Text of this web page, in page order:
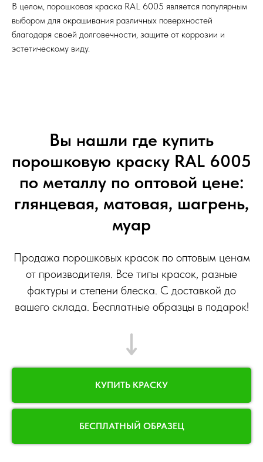
В целом, порошковая краска RAL 6005 является популярным
выбором для окрашивания различных поверхностей
благодаря своей долговечности, защите от коррозии и
эстетическому виду.
Вы нашли где купить
порошковую краску RAL 6005
по металлу по оптовой цене:
глянцевая, матовая, шагрень,
муар
Продажа порошковых красок по оптовым ценам
от производителя. Все типы красок, разные
фактуры и степени блеска. С доставкой до
вашего склада. Бесплатные образцы в подарок!
КУПИТЬ КРАСКУ
БЕСПЛАТНЫЙ ОБРАЗЕЦ